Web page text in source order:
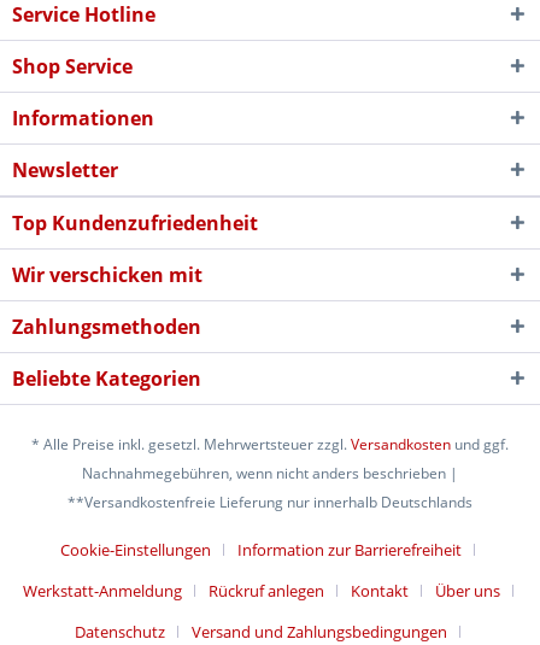
Service Hotline
Shop Service
Informationen
Newsletter
Top Kundenzufriedenheit
Wir verschicken mit
Zahlungsmethoden
Beliebte Kategorien
* Alle Preise inkl. gesetzl. Mehrwertsteuer zzgl.Versandkosten und ggf.
Nachnahmegebühren, wenn nicht anders beschrieben |
**Versandkostenfreie Lieferung nur innerhalb Deutschlands
Cookie-Einstellungen
Information zur Barrierefreiheit
Werkstatt-Anmeldung
Rückruf anlegen Kontakt
Über uns
Datenschutz
Versand und Zahlungsbedingungen